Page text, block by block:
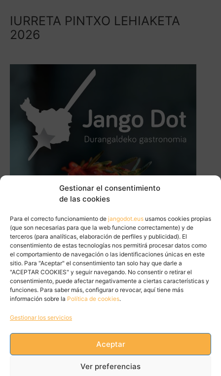
Gestionar el consentimiento
de las cookies
Para el correcto funcionamiento de jangodot.eus usamos cookies propias
(que son necesarias para que la web funcione correctamente) y de
terceros (para analíticas, elaboración de perfiles y publicidad). El
consentimiento de estas tecnologías nos permitirá procesar datos como
el comportamiento de navegación o las identificaciones únicas en este
sitio. Para "Aceptar" el consentimiento tan solo hay que darle a
"ACEPTAR COOKIES" y seguir navegando. No consentir o retirar el
consentimiento, puede afectar negativamente a ciertas características y
funciones. Para saber más, configurar o revocar, aquí tiene más
información sobre la Política de cookies.
Gestionar los servicios
Aceptar
Ver preferencias
IURRETA PINTXO LEHIAKETA
2026